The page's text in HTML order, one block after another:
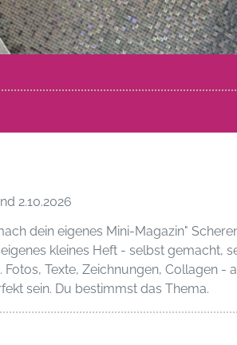
2.10.2026
dein eigenes Mini-Magazin"
eigenes kleines Heft - selbst gemacht,
Fotos, Texte, Zeichnungen, Collagen -
sein. Du bestimmst das Thema.